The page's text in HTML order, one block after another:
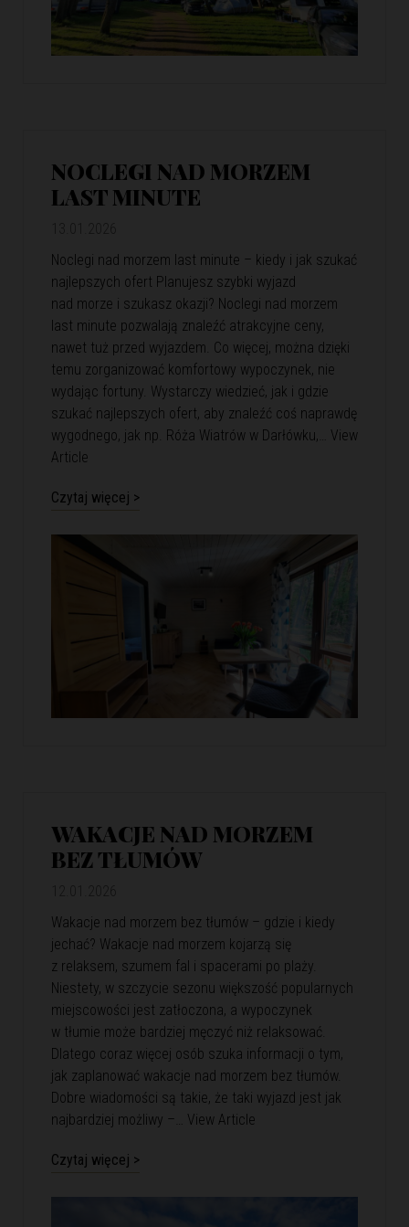
NOCLEGI NAD MORZEM
LAST MINUTE
Noclegi nad morzem last minute – kiedy i jak szukać
najlepszych ofert Planujesz szybki wyjazd
nad morze i szukasz okazji? Noclegi nad morzem
last minute pozwalają znaleźć atrakcyjne ceny,
nawet tuż przed wyjazdem. Co więcej, można dzięki
temu zorganizować komfortowy wypoczynek, nie
wydając fortuny. Wystarczy wiedzieć, jak i gdzie
szukać najlepszych ofert, aby znaleźć coś naprawdę
wygodnego, jak np. Róża Wiatrów w Darłówku,… View
Article
Czytaj więcej >
WAKACJE NAD MORZEM
BEZ TŁUMÓW
Wakacje nad morzem bez tłumów – gdzie i kiedy
jechać? Wakacje nad morzem kojarzą się
z relaksem, szumem fal i spacerami po plaży.
Niestety, w szczycie sezonu większość popularnych
miejscowości jest zatłoczona, a wypoczynek
w tłumie może bardziej męczyć niż relaksować.
Dlatego coraz więcej osób szuka informacji o tym,
jak zaplanować wakacje nad morzem bez tłumów.
Dobre wiadomości są takie, że taki wyjazd jest jak
najbardziej możliwy –… View Article
Czytaj więcej >